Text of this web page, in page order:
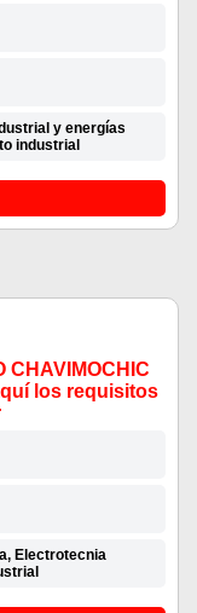
y energías
industrial
CHAVIMOCHIC
los requisitos
Electrotecnia